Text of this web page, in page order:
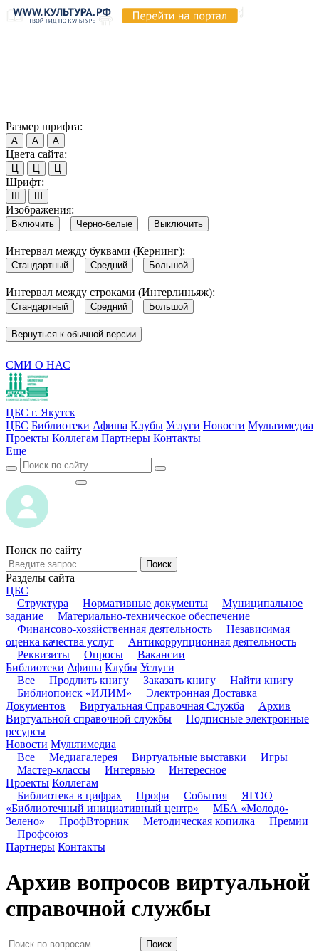
Размер шрифта:
А А А
Цвета сайта:
Ц Ц Ц
Шрифт:
Ш Ш
Изображения:
Включить Черно-белые Выключить
Интервал между буквами (Кернинг):
Стандартный Средний Большой
Интервал между строками (Интерлиньяж):
Стандартный Средний Большой
Вернуться к обычной версии
СМИ О НАС
ЦБС г. Якутск
ЦБС Библиотеки Афиша Клубы Услуги Новости Мультимедиа
Проекты Коллегам Партнеры Контакты
Еще
Поиск по сайту
Поиск
Разделы сайта
ЦБС
Структура
Нормативные документы
Муниципальное
задание
Материально-техническое обеспечение
Финансово-хозяйственная деятельность
Независимая
оценка качества услуг
Антикоррупционная деятельность
Реквизиты
Опросы
Вакансии
Библиотеки Афиша Клубы Услуги
Все
Продлить книгу Заказать книгу
Найти книгу
Библиопоиск «ИЛИМ»
Электронная Доставка
Документов
Виртуальная Справочная Служба
Архив
Виртуальной справочной службы
Подписные электронные
ресурсы
Новости Мультимедиа
Все
Медиагалерея Виртуальные выставки
Игры
Мастер-классы
Интервью
Интересное
Проекты Коллегам
Библиотека в цифрах
Профи События
ЯГОО
«Библиотечный инициативный центр»
МБА «Молодо-
Зелено»
ПрофВторник Методическая копилка
Премии
Профсоюз
Партнеры Контакты
Архив вопросов виртуальной
справочной службы
Поиск